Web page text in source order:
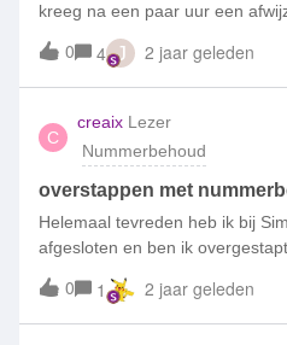
kreeg na een paar uur een
tot november zou lopen. Boos
meer dan 3 jaar oud is gekeken
bankafschrift (de internetversie
jaar) en ik zie dat mijn
op 29 september 2021, dus
hebben ook tussentijds niets
geleden verhuist op 2 juni 2021
2 jaar geleden.
0 4 J 2 jaar geleden
C
creaix Lezer
Nummerbehoud
overstappen met
Helemaal tevreden heb ik bij
afgesloten en ben ik
opzegt. Echter werd mij met
een wat andere situatie
0 1 2 jaar geleden